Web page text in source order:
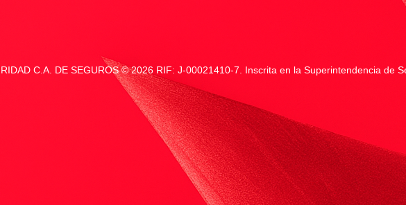
C.A. DE SEGUROS ©2026 RIF: J-00021410-7. Inscrita en la Superintendencia de